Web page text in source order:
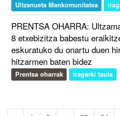
Ultzanueta Mankomunitatea
PRENTSA OHARRA:
8 etxebizitza babestu
eskuratuko du onartu duen
hitzarmen baten bidez
Prentsa oharrak iragarki taula